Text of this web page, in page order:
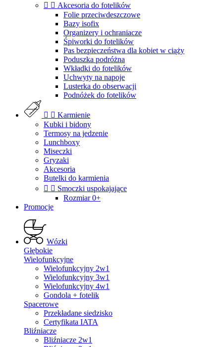
  Akcesoria do fotelików
Folie przeciwdeszczowe
Bazy isofix
Organizery i ochraniacze
Śpiworki do fotelików
Pas bezpieczeństwa dla kobiet w ciąży
Poduszka podróżna
Wkładki do fotelików
Uchwyty na napoje
Lusterka do obserwacji
Podnóżek do fotelików
  Karmienie
Kubki i bidony
Termosy na jedzenie
Lunchboxy
Miseczki
Gryzaki
Akcesoria
Butelki do karmienia
  Smoczki uspokajające
Rozmiar 0+
Promocje
Wózki
Głębokie
Wielofunkcyjne
Wielofunkcyjny 2w1
Wielofunkcyjny 3w1
Wielofunkcyjny 4w1
Gondola + fotelik
Spacerowe
Przekładane siedzisko
Certyfikata IATA
Bliźniacze
Bliźniacze 2w1